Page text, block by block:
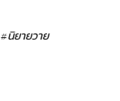
#นิยายวาย